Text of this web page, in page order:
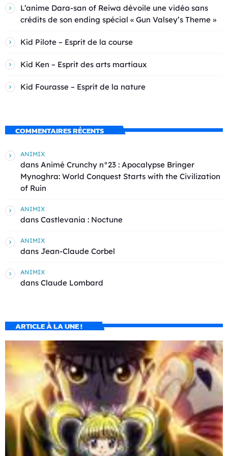
L’anime Dara-san of Reiwa dévoile une vidéo sans
crédits de son ending spécial « Gun Valsey’s Theme »
Kid Pilote – Esprit de la course
Kid Ken – Esprit des arts martiaux
Kid Fourasse – Esprit de la nature
COMMENTAIRES RÉCENTS
ANIMIX
dans Animé Crunchy n°23 : Apocalypse Bringer
Mynoghra: World Conquest Starts with the Civilization
of Ruin
ANIMIX
dans Castlevania : Noctune
ANIMIX
dans Jean-Claude Corbel
ANIMIX
dans Claude Lombard
ARTICLE À LA UNE !